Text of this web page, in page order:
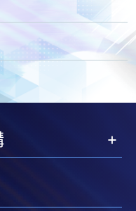
網上報名及繳費服
歷頒授課程和報讀
形式報名的課程)。
(不適用於手
支付方式之外，如就
支付寶」(Online